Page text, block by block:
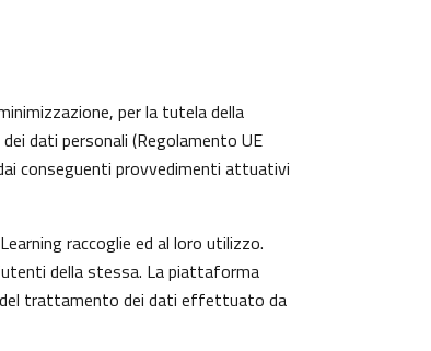
per la tutela della
dati personali (Regolamento UE
conseguenti provvedimenti attuativi
raccoglie ed al loro utilizzo.
della stessa. La piattaforma
del trattamento dei dati effettuato da